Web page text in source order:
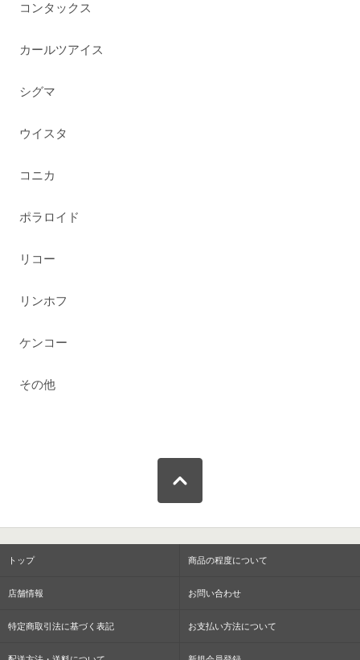
コンタックス
カールツアイス
シグマ
ウイスタ
コニカ
ポラロイド
リコー
リンホフ
ケンコー
その他
トップ 商品の程度について
店舗情報 お問い合わせ
特定商取引法に基づく表記 お支払い方法について